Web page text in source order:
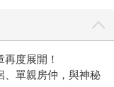
度展開！
、單親房仲，與神秘